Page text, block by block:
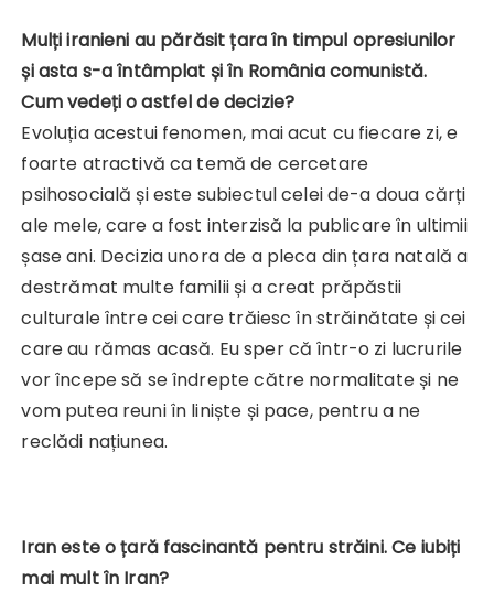
Mulți iranieni au părăsit țara în timpul opresiunilor
și asta s-a întâmplat și în România comunistă.
Cum vedeți o astfel de decizie?
Evoluția acestui fenomen, mai acut cu fiecare zi, e
foarte atractivă ca temă de cercetare
psihosocială și este subiectul celei de-a doua cărți
ale mele, care a fost interzisă la publicare în ultimii
șase ani. Decizia unora de a pleca din țara natală a
destrămat multe familii și a creat prăpăstii
culturale între cei care trăiesc în străinătate și cei
care au rămas acasă. Eu sper că într-o zi lucrurile
vor începe să se îndrepte către normalitate și ne
vom putea reuni în liniște și pace, pentru a ne
reclădi națiunea.
Iran este o țară fascinantă pentru străini. Ce iubiți
mai mult în Iran?